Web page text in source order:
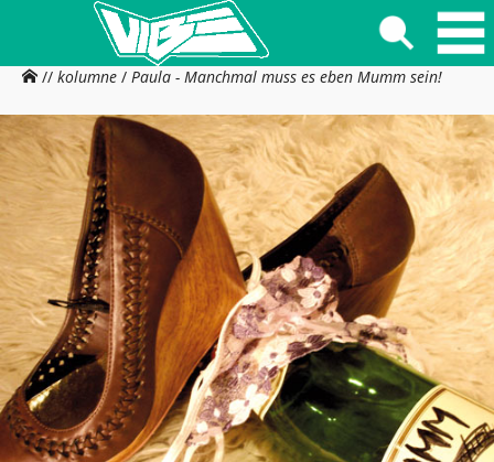
// kolumne / Paula - Manchmal muss es eben Mumm sein!